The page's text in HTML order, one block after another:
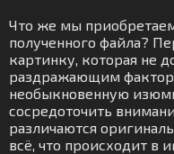
Что же мы
полученного файла?
картинку, которая не
раздражающим
необыкновенную
сосредоточить
различаются
всё, что происходит в